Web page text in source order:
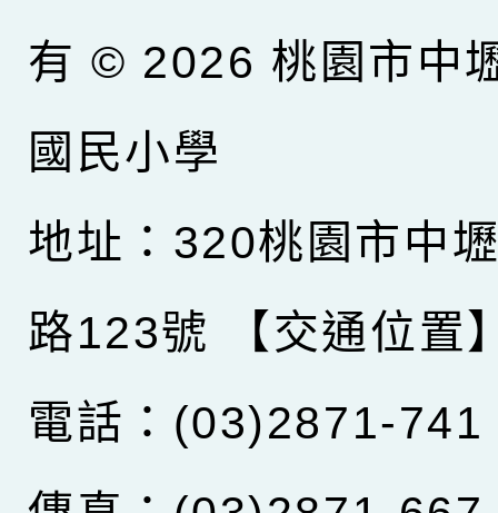
有 © 2026 桃園市中
國民小學
地址：320桃園市中
路123號
【交通位置
電話：(03)2871-741